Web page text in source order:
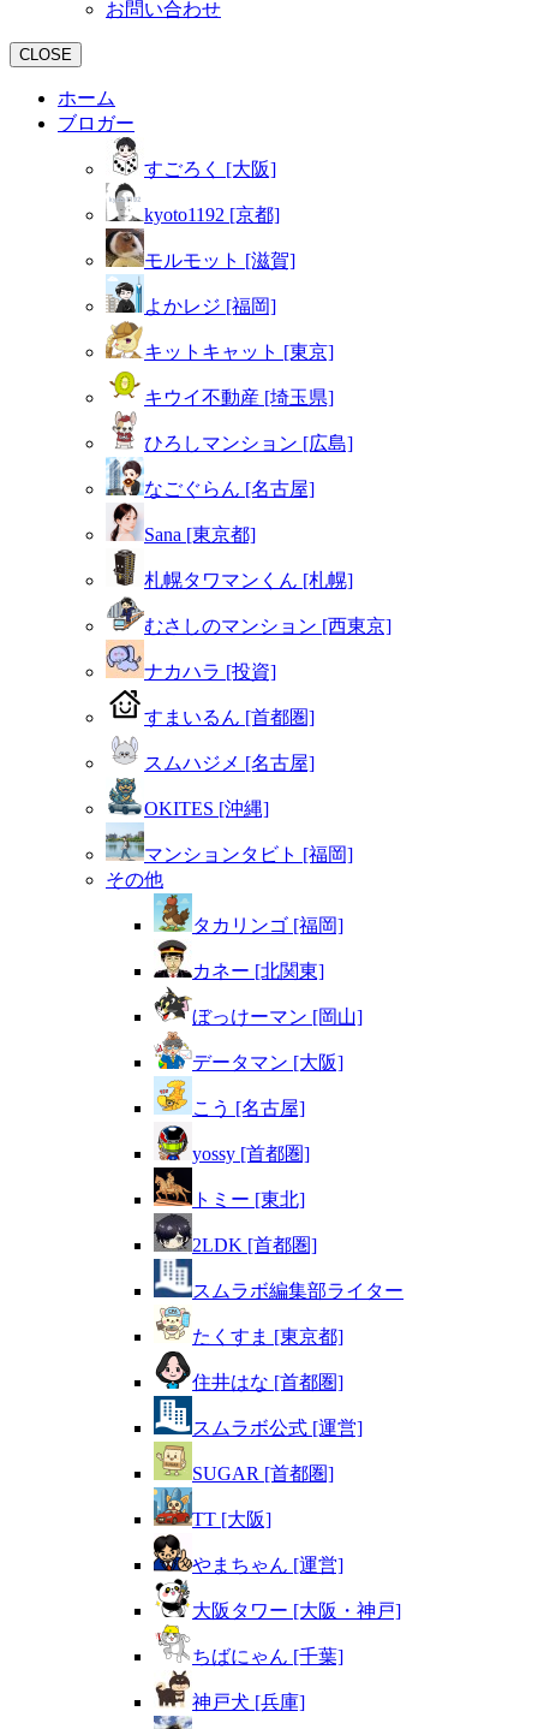
お問い合わせ
CLOSE
ホーム
ブロガー
すごろく [大阪]
kyoto1192 [京都]
モルモット [滋賀]
よかレジ [福岡]
キットキャット [東京]
キウイ不動産 [埼玉県]
ひろしマンション [広島]
なごぐらん [名古屋]
Sana [東京都]
札幌タワマンくん [札幌]
むさしのマンション [西東京]
ナカハラ [投資]
すまいるん [首都圏]
スムハジメ [名古屋]
OKITES [沖縄]
マンションタビト [福岡]
その他
タカリンゴ [福岡]
カネー [北関東]
ぼっけーマン [岡山]
データマン [大阪]
こう [名古屋]
yossy [首都圏]
トミー [東北]
2LDK [首都圏]
スムラボ編集部ライター
たくすま [東京都]
住井はな [首都圏]
スムラボ公式 [運営]
SUGAR [首都圏]
TT [大阪]
やまちゃん [運営]
大阪タワー [大阪・神戸]
ちばにゃん [千葉]
神戸犬 [兵庫]